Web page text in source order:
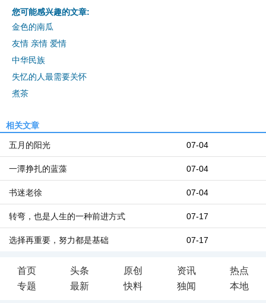
您可能感兴趣的文章:
金色的南瓜
友情 亲情 爱情
中华民族
失忆的人最需要关怀
煮茶
相关文章
07-04
五月的阳光
07-04
一潭挣扎的蓝藻
07-04
书迷老徐
07-17
转弯，也是人生的一种前进方式
07-17
选择再重要，努力都是基础
首页 头条 原创 资讯
热点
专题
最新 快料 独闻 本地